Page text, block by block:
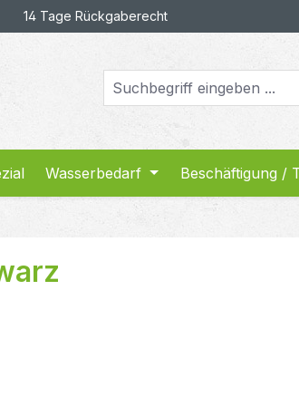
14 Tage Rückgaberecht
Wasserbedarf Beschäftigung /